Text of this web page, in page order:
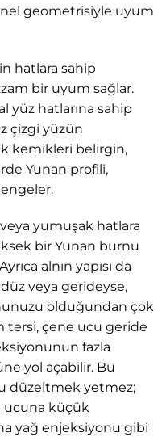
geometrisiyle uyum
hatlara sahip
bir uyum sağlar.
yüz hatlarına sahip
çizgi yüzün
kemikleri belirgin,
Yunan profili,
yumuşak hatlara
bir Yunan burnu
alnın yapısı da
veya gerideyse,
olduğundan çok
tersi, çene ucu geride
fazla
yol açabilir. Bu
düzeltmek yetmez;
ucuna küçük
yağ enjeksiyonu gibi